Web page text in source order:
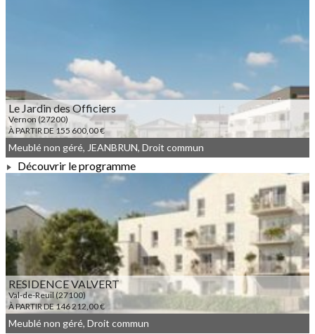
Le Jardin des Officiers
Vernon (27200)
À PARTIR DE 155 600,00 €
À PARTIR DE 155 600,00 €
Meublé non géré, JEANBRUN, Droit commun
Découvrir le programme
RESIDENCE VALVERT
Val-de-Reuil (27100)
À PARTIR DE 146 212,00 €
Meublé non géré, Droit commun